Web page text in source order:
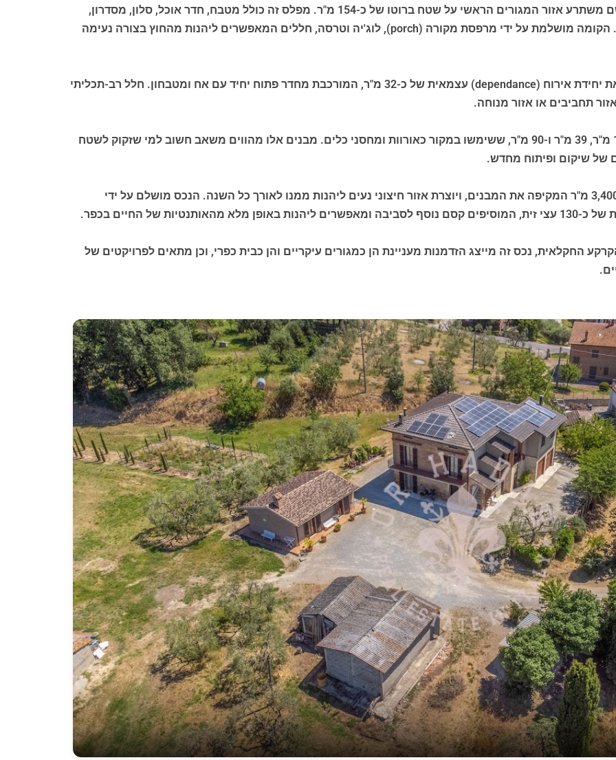
גרם מדרגות חיצוני נוח מוביל לקומה הראשונה, שם משתרע אזור המגורים הראשי על שטח ברוטו של כ-154 מ"ר. מפלס זה כולל מטבח, חדר אוכל, סלון, מסדרון,
ארבעה חדרי שינה, חדר רחצה וחדר אחסון פרקטי. הקומה מושלמת על ידי מרפסת מקורה (porch), לוג'יה וטרסה, חללים המאפשרים ליהנות מהחוץ בצורה נעימה
במרחק של מטרים ספורים מהמבנה הראשי נמצאת יחידת אירוח (dependance) עצמאית של כ-32 מ"ר, המורכבת מחדר פתוח יחיד עם אח ומטבחון. חלל רב-תכליתי
תחביבים או אזור מנוחה.
הנכס כולל גם שלושה מבני עזר חקלאיים של כ-13 מ"ר, 39 מ"ר ו-90 מ"ר, ששימשו במקור כאורוות ומחסני כלים. מבנים אלו מהווים משאב חשוב למי שזקוק לשטח
של שיקום ופיתוח מחדש.
הנכס משודרג עוד יותר על ידי חצר בלעדית של כ-3,400 מ"ר המקיפה את המבנים, ויוצרת אזור חיצוני נעים ליהנות ממנו לאורך כל השנה. הנכס מושלם על ידי
החקלאית, נכס זה מייצג הזדמנות מעניינת הן כמגורים עיקריים והן כבית כפרי, וכן מתאים לפרויקטים של